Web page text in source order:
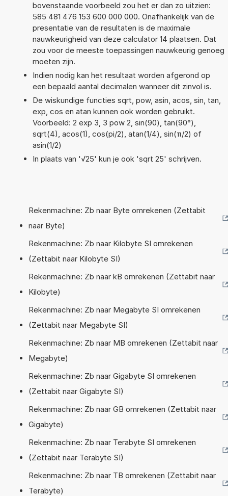
bovenstaande voorbeeld zou het er dan zo uitzien:
585 481 476 153 600 000 000. Onafhankelijk van de
presentatie van de resultaten is de maximale
nauwkeurigheid van deze calculator 14 plaatsen. Dat
zou voor de meeste toepassingen nauwkeurig genoeg
moeten zijn.
Indien nodig kan het resultaat worden afgerond op
een bepaald aantal decimalen wanneer dit zinvol is.
De wiskundige functies sqrt, pow, asin, acos, sin, tan,
exp, cos en atan kunnen ook worden gebruikt.
Voorbeeld: 2 exp 3, 3 pow 2, sin(90), tan(90°),
sqrt(4), acos(1), cos(pi/2), atan(1/4), sin(π/2) of
asin(1/2)
In plaats van '√25' kun je ook 'sqrt 25' schrijven.
Rekenmachine: Zb naar Byte omrekenen (Zettabit
naar Byte)
Rekenmachine: Zb naar Kilobyte SI omrekenen
(Zettabit naar Kilobyte SI)
Rekenmachine: Zb naar kB omrekenen (Zettabit naar
Kilobyte)
Rekenmachine: Zb naar Megabyte SI omrekenen
(Zettabit naar Megabyte SI)
Rekenmachine: Zb naar MB omrekenen (Zettabit naar
Megabyte)
Rekenmachine: Zb naar Gigabyte SI omrekenen
(Zettabit naar Gigabyte SI)
Rekenmachine: Zb naar GB omrekenen (Zettabit naar
Gigabyte)
Rekenmachine: Zb naar Terabyte SI omrekenen
(Zettabit naar Terabyte SI)
Rekenmachine: Zb naar TB omrekenen (Zettabit naar
Terabyte)